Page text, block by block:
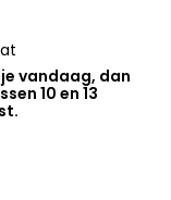
vandaag, dan
10 en 13